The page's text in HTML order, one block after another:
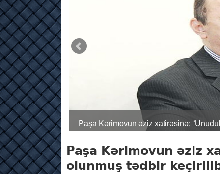
Paşa Kərimovun əziz xatirəsinə: “Göy
adam - İbrahim N. Quliyev
Paşa Kərimovun əziz
olunmuş tədbir